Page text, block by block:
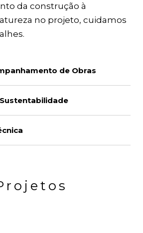
da construção à
no projeto, cuidamos
de Obras